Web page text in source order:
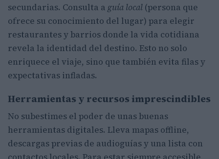
secundarias. Consulta a guía local (persona que
ofrece su conocimiento del lugar) para elegir
restaurantes y barrios donde la vida cotidiana
revela la identidad del destino. Esto no solo
enriquece el viaje, sino que también evita filas y
expectativas infladas.
Herramientas y recursos imprescindibles
No subestimes el poder de unas buenas
herramientas digitales. Lleva mapas offline,
descargas previas de audioguías y una lista con